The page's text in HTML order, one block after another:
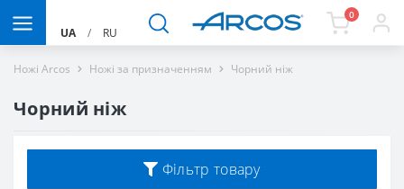
UA / RU
0
Ножі Arcos Ножі за призначенням Чорний ніж
Чорний ніж
Фільтр товару